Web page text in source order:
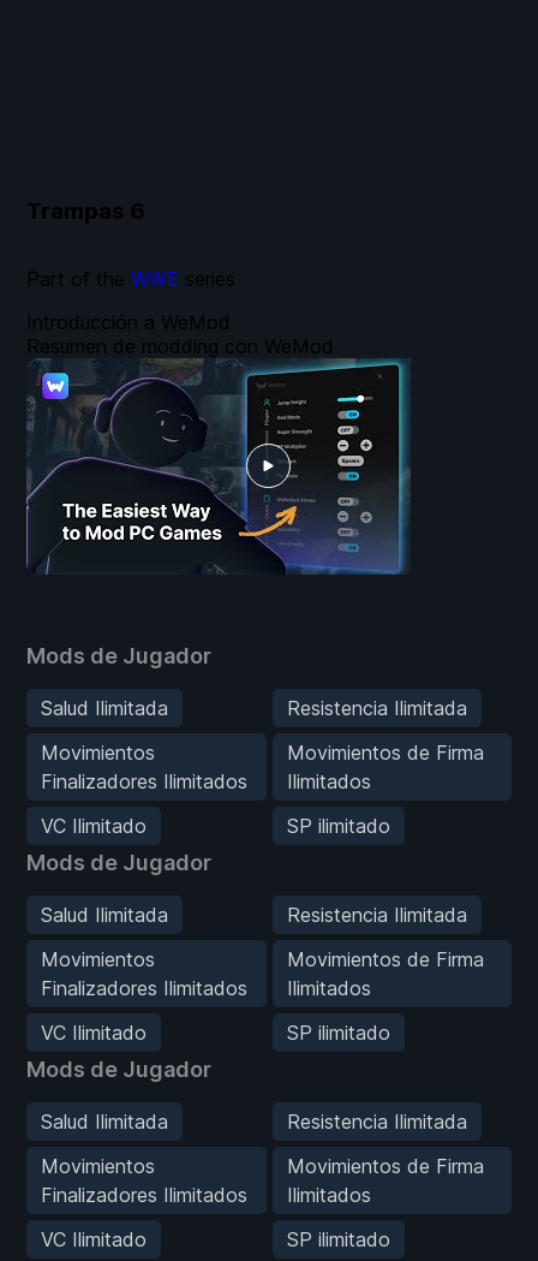
Trampas 6
Mods de Jugador
Salud Ilimitada
Resistencia Ilimitada
Movimientos
Finalizadores Ilimitados
Movimientos de Firma
Ilimitados
VC Ilimitado
SP ilimitado
Mods de Jugador
Salud Ilimitada
Resistencia Ilimitada
Movimientos
Finalizadores Ilimitados
Movimientos de Firma
Ilimitados
VC Ilimitado
SP ilimitado
Mods de Jugador
Salud Ilimitada
Resistencia Ilimitada
Movimientos
Finalizadores Ilimitados
Movimientos de Firma
Ilimitados
VC Ilimitado
SP ilimitado
Introducción a WeMod
Resumen de modding con WeMod
Part of the WWE series